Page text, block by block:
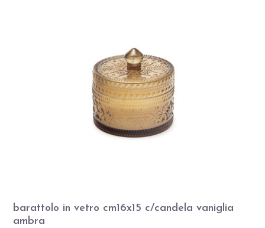
barattolo in vetro cm16x15 c/candela vaniglia
ambra